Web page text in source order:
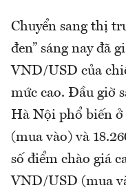
Chuyển sang thị
đen” sáng nay đã
VND/USD của
mức cao. Đầu giờ
Hà Nội phổ biến
(mua vào) và
số điểm chào giá
VND/USD (mua